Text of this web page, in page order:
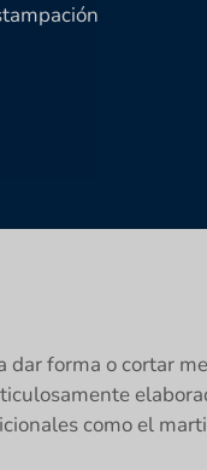
dar forma o cortar
como el